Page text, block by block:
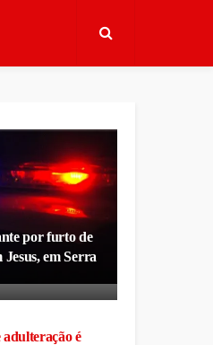
por furto de
em Serra
adulteração é